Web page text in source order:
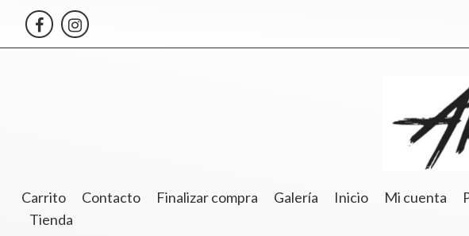
content
Carrito Contacto Finalizar compra Galería Inicio Mi cuenta
Tienda